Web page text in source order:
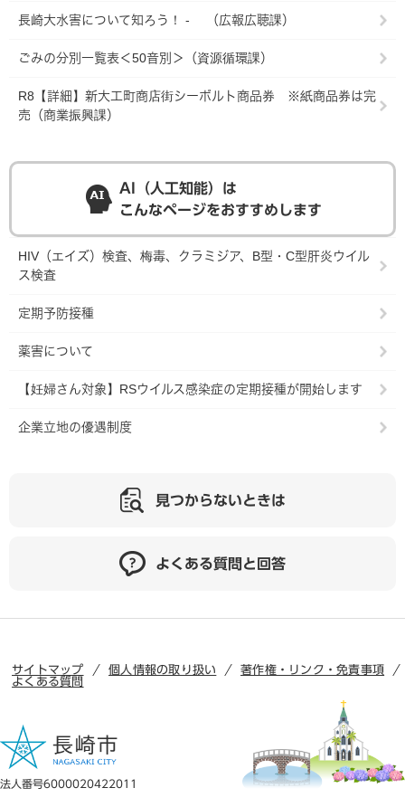
長崎大水害について知ろう！ - （広報広聴課）
ごみの分別一覧表＜50音別＞（資源循環課）
R8【詳細】新大工町商店街シーボルト商品券 ※紙商品券は完
売（商業振興課）
AI（人工知能）は
こんなページをおすすめします
HIV（エイズ）検査、梅毒、クラミジア、B型・C型肝炎ウイル
ス検査
定期予防接種
薬害について
【妊婦さん対象】RSウイルス感染症の定期接種が開始します
企業立地の優遇制度
見つからないときは
よくある質問と回答
サイトマップ 個人情報の取り扱い
著作権・リンク・免責事項
よくある質問
法人番号6000020422011